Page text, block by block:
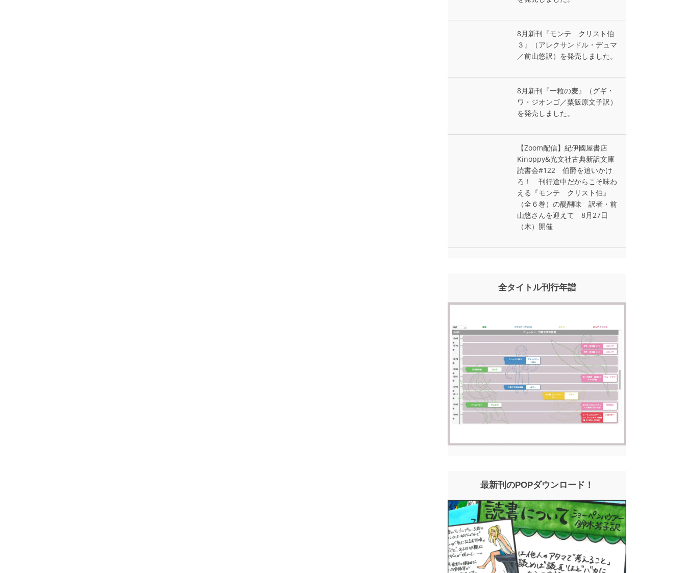
8月新刊『モンテ゠クリスト伯
３』（アレクサンドル・デュマ
／前山悠訳）を発売しました。
8月新刊『一粒の麦』（グギ・
ワ・ジオンゴ／粟飯原文子訳）
を発売しました。
【Zoom配信】紀伊國屋書店
Kinoppy&光文社古典新訳文庫
読書会#122 伯爵を追いかけ
ろ！ 刊行途中だからこそ味わ
える『モンテ゠クリスト伯』
（全６巻）の醍醐味 訳者・前
山悠さんを迎えて 8月27日
（木）開催
全タイトル刊行年譜
最新刊のPOPダウンロード！